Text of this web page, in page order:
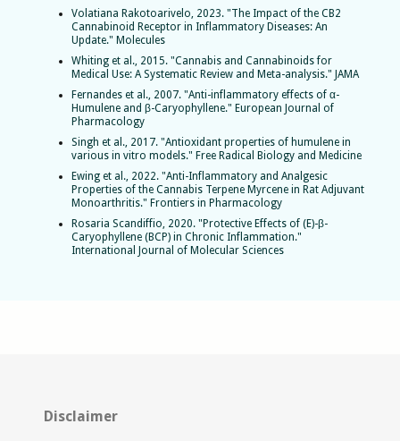
Volatiana Rakotoarivelo, 2023. "The Impact of the CB2
Cannabinoid Receptor in Inflammatory Diseases: An
Update." Molecules
Whiting et al., 2015. "Cannabis and Cannabinoids for
Medical Use: A Systematic Review and Meta-analysis." JAMA
Fernandes et al., 2007. "Anti-inflammatory effects of α-
Humulene and β-Caryophyllene." European Journal of
Pharmacology
Singh et al., 2017. "Antioxidant properties of humulene in
various in vitro models." Free Radical Biology and Medicine
Ewing et al., 2022. "Anti-Inflammatory and Analgesic
Properties of the Cannabis Terpene Myrcene in Rat Adjuvant
Monoarthritis." Frontiers in Pharmacology
Rosaria Scandiffio, 2020. "Protective Effects of (E)-β-
Caryophyllene (BCP) in Chronic Inflammation."
International Journal of Molecular Sciences
Disclaimer